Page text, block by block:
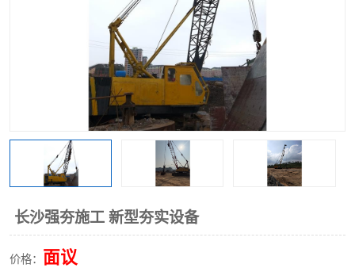
长沙强夯施工 新型夯实设备
价格： 面议